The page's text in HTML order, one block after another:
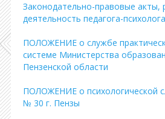
Законодательно-правовые акты,
деятельность педагога-психолога
ПОЛОЖЕНИЕ о службе
системе Министерства
Пензенской области
ПОЛОЖЕНИЕ о
№ 30 г. Пензы